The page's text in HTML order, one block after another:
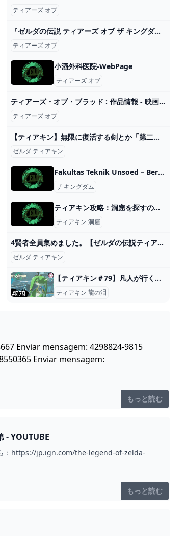
ティアーズ オブ
『ゼルダの伝説 ティアーズ オブ ザ キングダム』開発当初のカオス状態映像にみんなほっこり。任天堂でもはじめは失敗する - AUTOMATON
ティアーズ オブ
小酒外科医院-WebPage
ティアーズ オブ
ティアーズ・オブ・ブラッド : 作品情報 - 映画.com
ティアーズ オブ
【ティアキン】無限に復活する剣とか「第二のマスターソード」やんけwww #ゼルダの伝説ティアーズオブザキングダム #ティアキン - YouTube
ゼルダ ティアキン
Fakultas Teknik Unsoed – Berbudaya Mutu
ザ キングダム
ティアキン攻略：洞窟を探すのに桜の木が超便利！ 効率よく洞窟を発見する方法【ゼルダ ティアーズ オブ ザ キングダム日記＃14】 - ゲーム情報・速報
ティアキン 洞窟
4賢者全員集めました。【ゼルダの伝説ティアーズオブザキングダム ティアキン】チューリ ルージュ シド ユン坊 - YouTube
ゼルダ ティアキン
【ティアキン＃79】凡人が行く龍泪旅 - ニコニコ動画
ティアキン 龍の泪
Enviar mensagem: 4298824-9815
Enviar mensagem:
もっと読む
- YOUTUBE
ら：https://jp.ign.com/the-legend-of-zelda-
もっと読む